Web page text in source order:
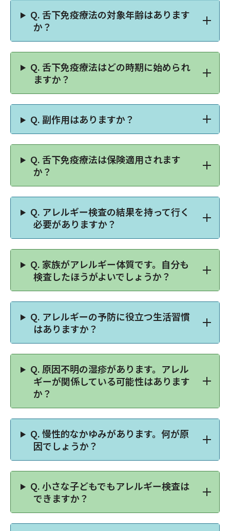
Q. 舌下免疫療法の対象年齢はあります
か？
Q. 舌下免疫療法はどの時期に始められ
ますか？
Q. 副作用はありますか？
Q. 舌下免疫療法は保険適用されます
か？
Q. アレルギー検査の結果を持って行く
必要がありますか？
Q. 家族がアレルギー体質です。自分も
検査したほうがよいでしょうか？
Q. アレルギーの予防に役立つ生活習慣
はありますか？
Q. 原因不明の湿疹があります。アレル
ギーが関係している可能性はあります
か？
Q.慢性的なかゆみがあります。何が原
因でしょうか？
Q.小さな子どもでもアレルギー検査は
できますか？